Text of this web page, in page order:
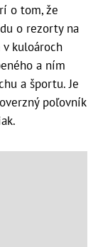
o tom, že
o rezorty na
kuloároch
a ním
a športu. Je
poľovník